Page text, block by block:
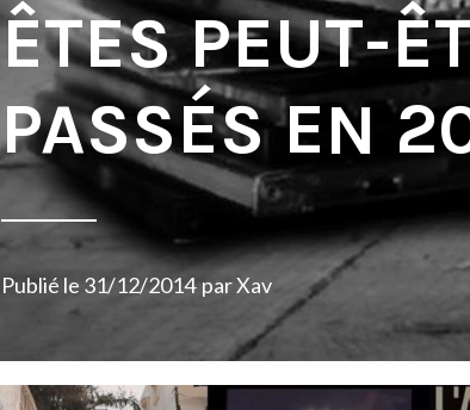
ÊTES PEUT-
PASSÉS EN
Publié le 31/12/2014 parXav